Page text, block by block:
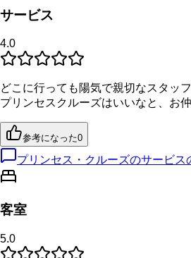
サービス
4.0
どこに行っても陽気で親切なスタッ
プリンセスクルーズはいいなと、お
参考になった0
プリンセス・クルーズのサービス
客室
5.0